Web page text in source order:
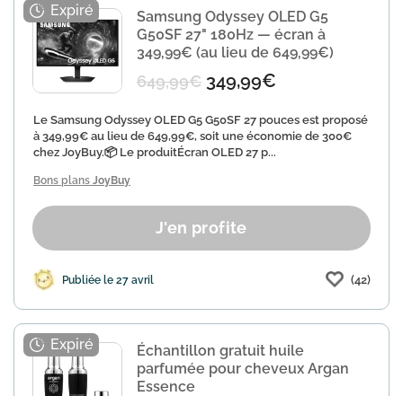
Samsung Odyssey OLED G5
G50SF 27" 180Hz — écran à
349,99€ (au lieu de 649,99€)
649,99€ 349,99€
Le Samsung Odyssey OLED G5 G50SF 27 pouces est proposé
à 349,99€ au lieu de 649,99€, soit une économie de 300€
chez JoyBuy.📦 Le produitÉcran OLED 27 p...
Bons plans JoyBuy
J'en profite
Publiée le 27 avril (42)
Échantillon gratuit huile
parfumée pour cheveux Argan
Essence